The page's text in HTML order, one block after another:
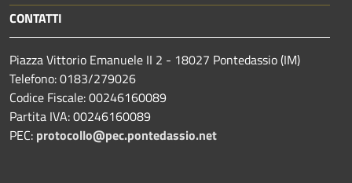
CONTATTI
Piazza Vittorio Emanuele II 2 - 18027 Pontedassio (IM)
Telefono: 0183/279026
Codice Fiscale: 00246160089
Partita IVA: 00246160089
PEC: protocollo@pec.pontedassio.net